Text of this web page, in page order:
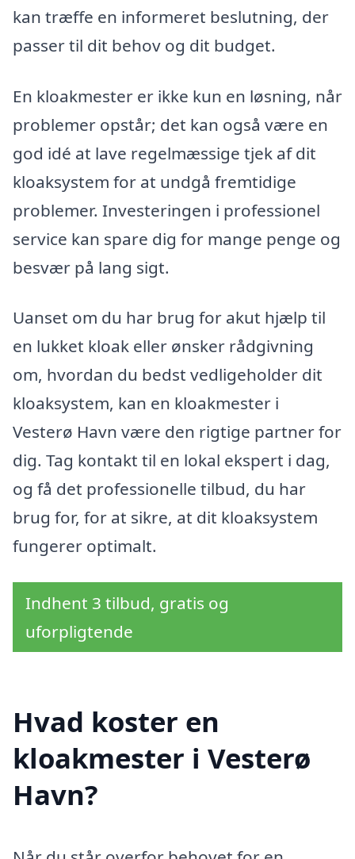
kan træffe en informeret beslutning, der
passer til dit behov og dit budget.
En kloakmester er ikke kun en løsning, når
problemer opstår; det kan også være en
god idé at lave regelmæssige tjek af dit
kloaksystem for at undgå fremtidige
problemer. Investeringen i professionel
service kan spare dig for mange penge og
besvær på lang sigt.
Uanset om du har brug for akut hjælp til
en lukket kloak eller ønsker rådgivning
om, hvordan du bedst vedligeholder dit
kloaksystem, kan en kloakmester i
Vesterø Havn være den rigtige partner for
dig. Tag kontakt til en lokal ekspert i dag,
og få det professionelle tilbud, du har
brug for, for at sikre, at dit kloaksystem
fungerer optimalt.
Indhent 3 tilbud, gratis og
uforpligtende
Hvad koster en
kloakmester i Vesterø
Havn?